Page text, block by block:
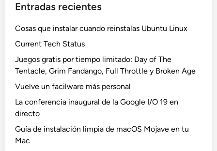
Entradas recientes
Cosas que instalar cuando reinstalas Ubuntu Linux
Current Tech Status
Juegos gratis por tiempo limitado: Day of The
Tentacle, Grim Fandango, Full Throttle y Broken Age
Vuelve un facilware más personal
La conferencia inaugural de la Google I/O 19 en
directo
Guía de instalación limpia de macOS Mojave en tu
Mac